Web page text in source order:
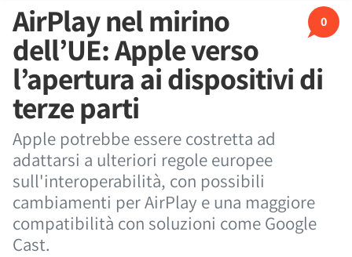
0
AirPlay nel mirino
dell’UE: Apple verso
l’apertura ai dispositivi di
terze parti
Apple potrebbe essere costretta ad
adattarsi a ulteriori regole europee
sull'interoperabilità, con possibili
cambiamenti per AirPlay e una maggiore
compatibilità con soluzioni come Google
Cast.